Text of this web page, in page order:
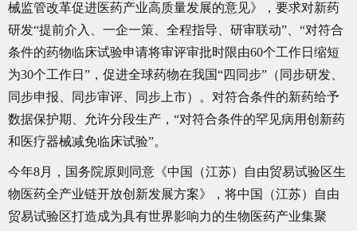
械监管改革促进医药产业高质量发展的意见》，要求对新药
研发“提前介入、一企一策、全程指导、研审联动”、“对符合
条件的药物临床试验申请将审评审批时限由60个工作日缩短
为30个工作日”，促进全球药物在我国“四同步”（同步研发、
同步申报、同步审评、同步上市）。对符合条件的新药给予
数据保护期、允许分段生产，“对符合条件的罕见病用创新药
和医疗器械减免临床试验”。
今年8月，国务院原则同意《中国（江苏）自由贸易试验区生
物医药全产业链开放创新发展方案》，将中国（江苏）自由
贸易试验区打造成为具有世界影响力的生物医药产业集聚